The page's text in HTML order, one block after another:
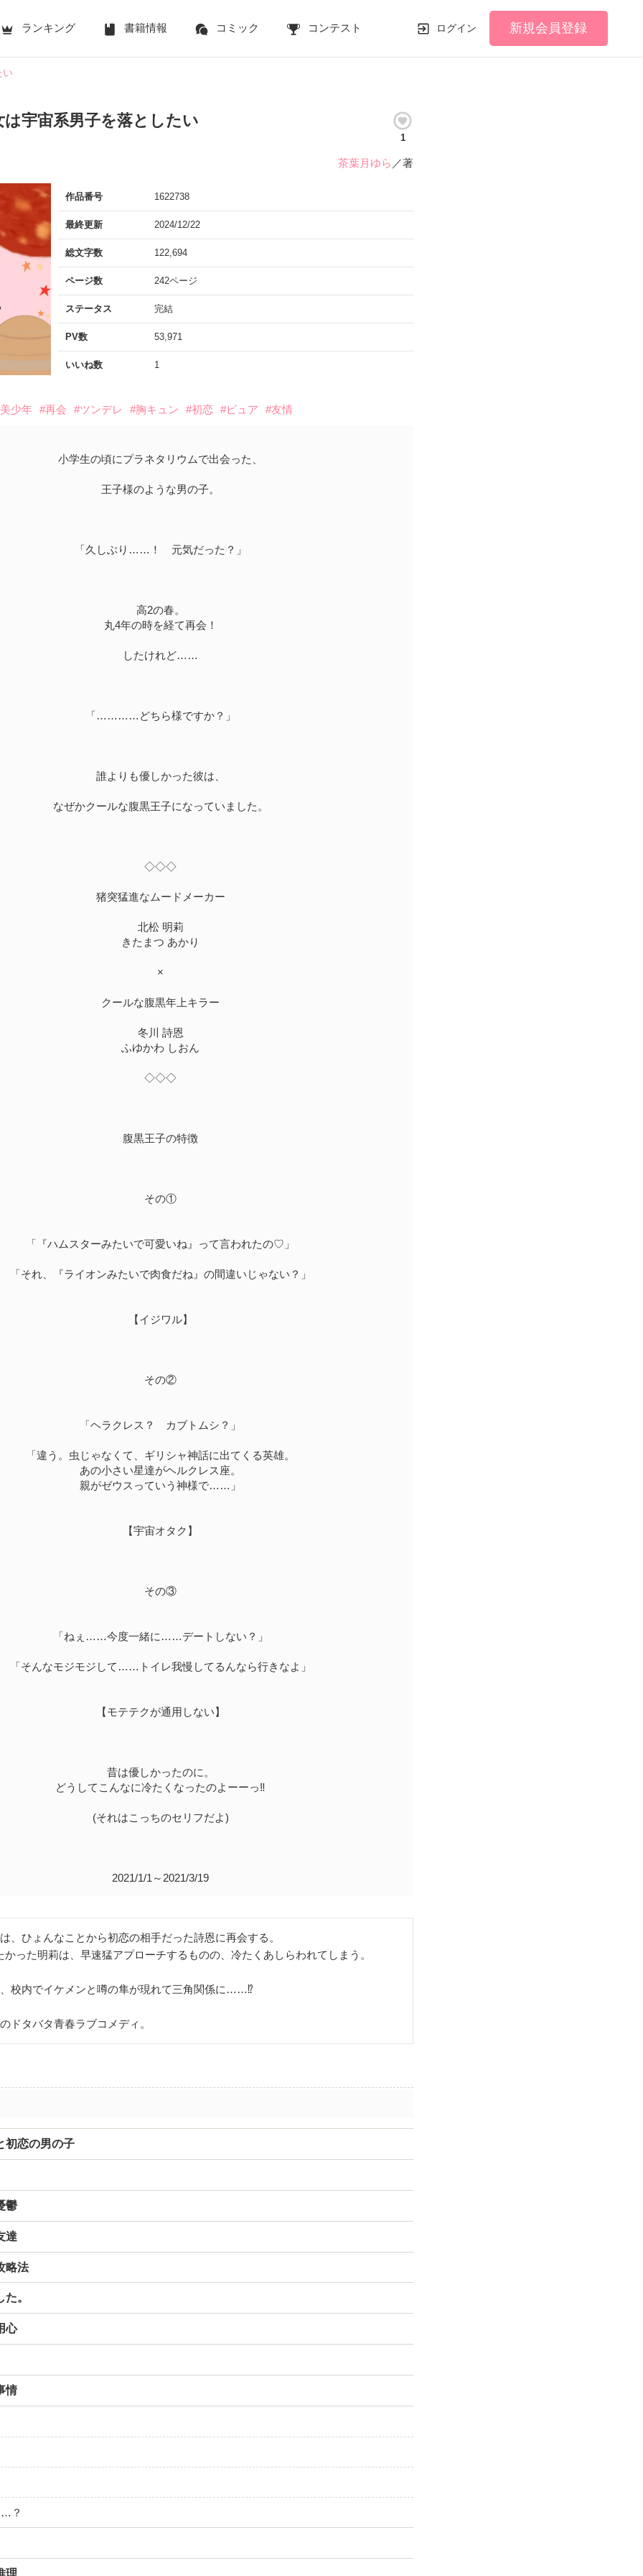
ランキング 書籍情報 コミック コンテスト ログイン 新規会員登録
い
宇宙系男子を落としたい
1
茶葉月ゆら ／著
作品番号 1622738
最終更新 2024/12/22
総文字数 122,694
ページ数 242ページ
ステータス 完結
PV数 53,971
いいね数 1
少年 #再会 #ツンデレ #胸キュン #初恋 #ピュア #友情
小学生の頃にプラネタリウムで出会った、
王子様のような男の子。
「久しぶり……！ 元気だった？」
高2の春。
丸4年の時を経て再会！
したけれど……
「…………どちら様ですか？」
誰よりも優しかった彼は、
なぜかクールな腹黒王子になっていました。
◇◇◇
猪突猛進なムードメーカー
北松 明莉
きたまつ あかり
×
クールな腹黒年上キラー
冬川 詩恩
ふゆかわ しおん
◇◇◇
腹黒王子の特徴
その①
「『ハムスターみたいで可愛いね』って言われたの♡」
「それ、『ライオンみたいで肉食だね』の間違いじゃない？」
【イジワル】
その②
「ヘラクレス？ カブトムシ？」
「違う。虫じゃなくて、ギリシャ神話に出てくる英雄。
あの小さい星達がヘルクレス座。
親がゼウスっていう神様で……」
【宇宙オタク】
その③
「ねぇ……今度一緒に……デートしない？」
「そんなモジモジして……トイレ我慢してるんなら行きなよ」
【モテテクが通用しない】
昔は優しかったのに。
どうしてこんなに冷たくなったのよーーっ‼
(それはこっちのセリフだよ)
2021/1/1～2021/3/19
、ひょんなことから初恋の相手だった詩恩に再会する。
かった明莉は、早速猛アプローチするものの、冷たくあしらわれてしまう。
校内でイケメンと噂の隼が現れて三角関係に……⁉
ドタバタ青春ラブコメディ。
初恋の男の子
鬱
達
略法
。
心
情
？